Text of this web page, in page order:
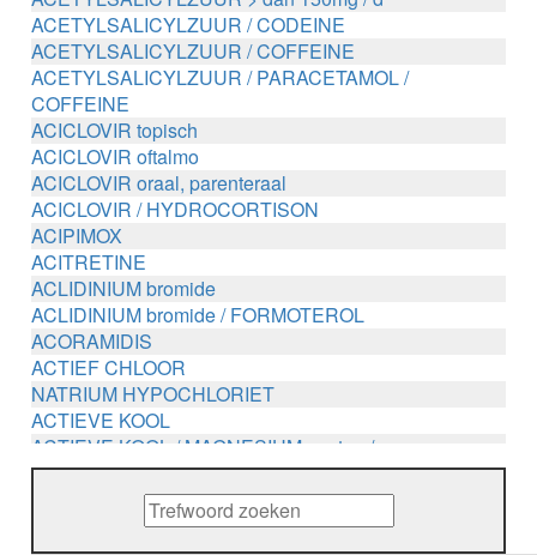
ACETYLSALICYLZUUR / CODEINE
ACETYLSALICYLZUUR / COFFEINE
ACETYLSALICYLZUUR / PARACETAMOL /
COFFEINE
ACICLOVIR topisch
ACICLOVIR oftalmo
ACICLOVIR oraal, parenteraal
ACICLOVIR / HYDROCORTISON
ACIPIMOX
ACITRETINE
ACLIDINIUM bromide
ACLIDINIUM bromide / FORMOTEROL
ACORAMIDIS
ACTIEF CHLOOR
NATRIUM HYPOCHLORIET
ACTIEVE KOOL
ACTIEVE KOOL / MAGNESIUM zouten /
METHENAMINE
ADALIMUMAB
ADAPALEEN